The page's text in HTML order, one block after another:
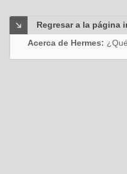
Regresar a la página
Acerca de Hermes: